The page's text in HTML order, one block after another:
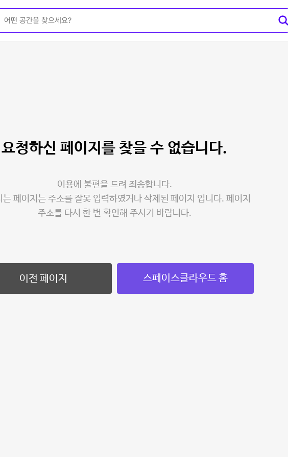
요청하신 페이지를 찾을 수 없습니다.
이용에 불편을 드려 죄송합니다.
는 페이지는 주소를 잘못 입력하였거나 삭제된 페이지 입니다. 페이지
주소를 다시 한 번 확인해 주시기 바랍니다.
이전 페이지 스페이스클라우드 홈